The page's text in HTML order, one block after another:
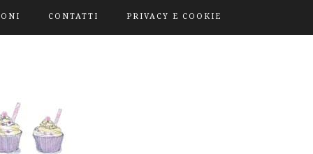
CONTATTI PRIVACY E COOKIE